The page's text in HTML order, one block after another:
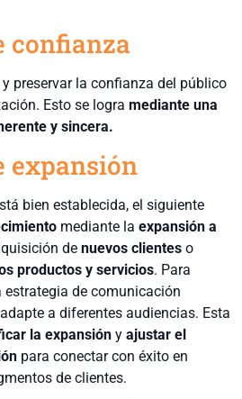
confianza
preservar la confianza del público
Esto se logra mediante una
y sincera.
expansión
bien establecida, el siguiente
mediante la expansión a
de nuevos clientes o
productos y servicios. Para
estrategia de comunicación
a diferentes audiencias. Esta
la expansión y ajustar el
para conectar con éxito en
de clientes.